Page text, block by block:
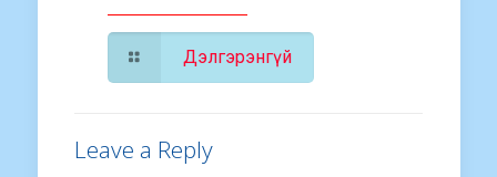
Дэлгэрэнгүй
Leave a Reply